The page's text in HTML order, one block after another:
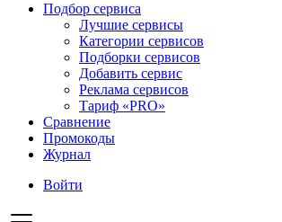
Подбор сервиса
Лучшие сервисы
Категории сервисов
Подборки сервисов
Добавить сервис
Реклама сервисов
Тариф «PRO»
Сравнение
Промокоды
Журнал
Войти